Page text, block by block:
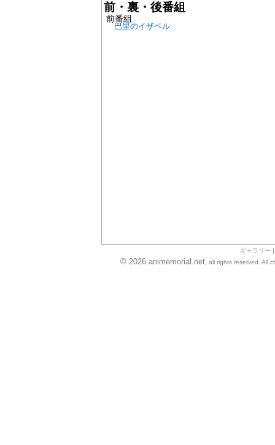
前・裏・後番組
前番組
巴里のイザベル
ギャラリー
© 2026 animemorial.net , all rights reserved. All